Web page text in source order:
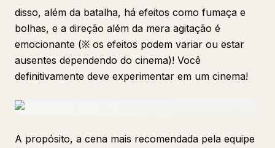
disso, além da batalha, há efeitos como fumaça e
bolhas, e a direção além da mera agitação é
emocionante (※ os efeitos podem variar ou estar
ausentes dependendo do cinema)! Você
definitivamente deve experimentar em um cinema!
A propósito, a cena mais recomendada pela equipe